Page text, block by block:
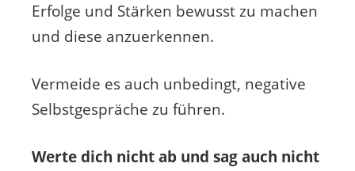
Erfolge und Stärken bewusst zu machen
und diese anzuerkennen.
Vermeide es auch unbedingt, negative
Selbstgespräche zu führen.
Werte dich nicht ab und sag auch nicht